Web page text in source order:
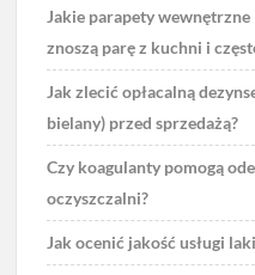
Jakie parapety
znoszą parę z kuchni i
Jak zlecić opłacalną
bielany) przed sprzedażą?
Czy koagulanty pomogą
oczyszczalni?
Jak ocenić jakość usługi